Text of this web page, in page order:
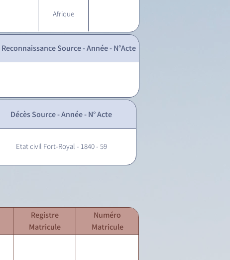
Afrique
Reconnaissance Source - Année - N°Acte
Décès Source - Année - N° Acte
Etat civil Fort-Royal - 1840 - 59
Registre
Matricule
Numéro
Matricule